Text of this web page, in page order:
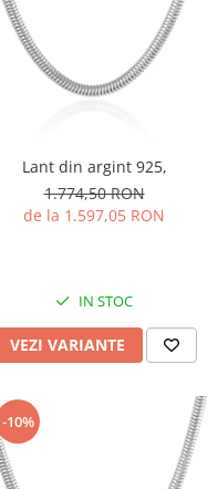
Lant din argint 925,
1.774,50 RON
de la 1.597,05 RON
IN STOC
VEZI VARIANTE
-10%